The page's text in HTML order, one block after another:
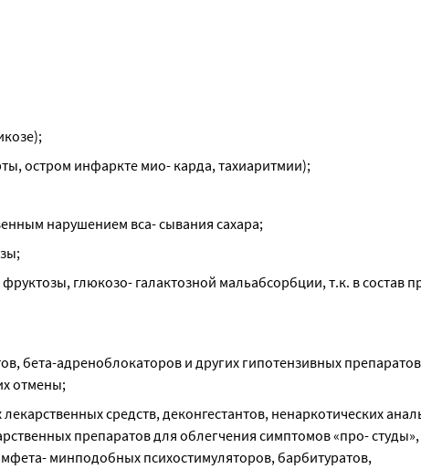
остром инфаркте мио- карда, тахиаритмии);
нарушением вса- сывания сахара;
глюкозо- галактозной мальабсорбции, т.к. в состав
бета-адреноблокаторов и других гипотензивных
отмены;
средств, деконгестантов, ненаркотических
препаратов для облегчения симптомов «про-
минподобных психостимуляторов, барбитуратов,